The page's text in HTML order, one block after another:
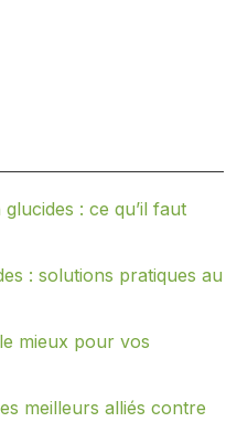
: ce qu’il faut
: solutions pratiques au
mieux pour vos
meilleurs alliés contre